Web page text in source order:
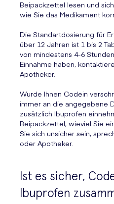
Beipackzettel lesen und
wie Sie das Medikament
Die Standartdosierung für
über 12 Jahren ist 1 bis 2
von mindestens 4-6
Einnahme haben,
Apotheker.
Wurde Ihnen Codein
immer an die angegebene
zusätzlich Ibuprofen
Beipackzettel, wieviel Sie
Sie sich unsicher sein,
oder Apotheker.
Ist es sicher,
Ibuprofen